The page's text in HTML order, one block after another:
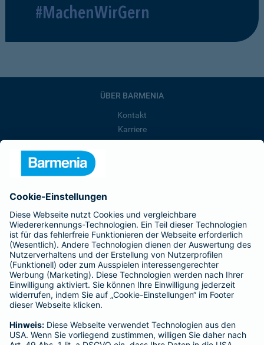
#MachenWirGern
ÜBER BARMENIA
Kontakt
Karriere
Barmenia ist Teil der BarmeniaGothaer
BELIEBTE SEITEN
Kranken-Zusatzversicherung
Tierversicherungen
Haftpflichtversicherung
Hausratversicherung
Adresse ändern